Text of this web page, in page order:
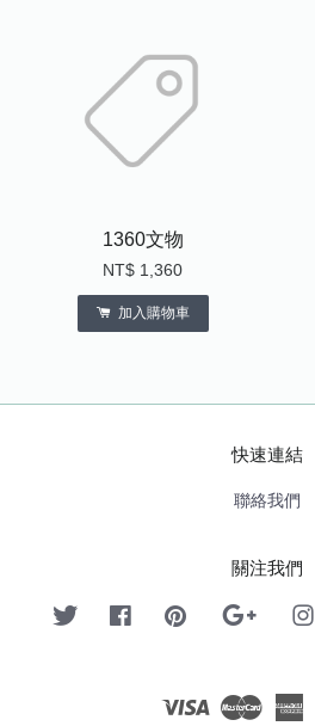
1360文物
NT$ 1,360
加入購物車
快速連結
聯絡我們
關注我們
Twitter FacebookPinterest Google
Visa Master